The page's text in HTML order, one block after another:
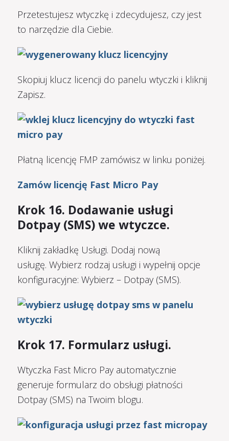
Przetestujesz wtyczkę i zdecydujesz, czy jest
to narzędzie dla Ciebie.
Skopiuj klucz licencji do panelu wtyczki i kliknij
Zapisz.
Płatną licencję FMP zamówisz w linku poniżej.
Zamów licencję Fast Micro Pay
Krok 16. Dodawanie usługi
Dotpay (SMS) we wtyczce.
Kliknij zakładkę Usługi. Dodaj nową
usługę. Wybierz rodzaj usługi i wypełnij opcje
konfiguracyjne: Wybierz – Dotpay (SMS).
Krok 17. Formularz usługi.
Wtyczka Fast Micro Pay automatycznie
generuje formularz do obsługi płatności
Dotpay (SMS) na Twoim blogu.